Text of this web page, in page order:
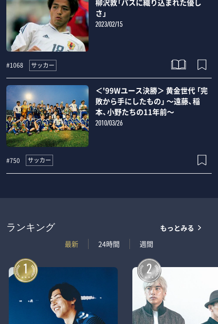
柳沢敦「パスに織り込まれた優し
さ」
2023/02/15
#1068 サッカー
＜'99Wユース決勝＞ 黄金世代 「完
敗から手にしたもの」 ～遠藤、稲
本、小野たちの11年前～
2010/03/26
#750 サッカー
ランキング
最新
24時間 週間
もっとみる
1 2